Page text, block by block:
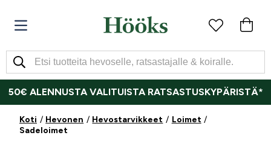
50€ ALENNUSTA VALITUISTA RATSASTUSKYPÄRISTÄ*
Koti Hevonen Hevostarvikkeet
Loimet
Sadeloimet